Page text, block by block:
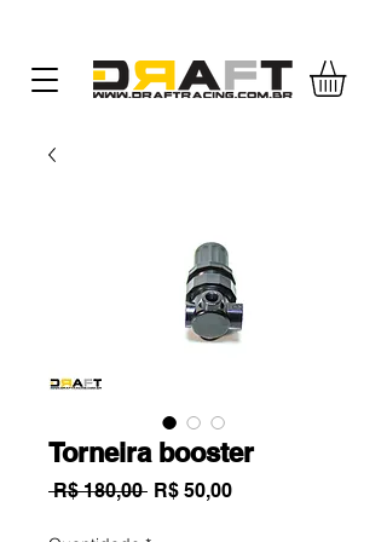
Torneira booster
R$ 180,00 Preço
R$ 50,00Preço